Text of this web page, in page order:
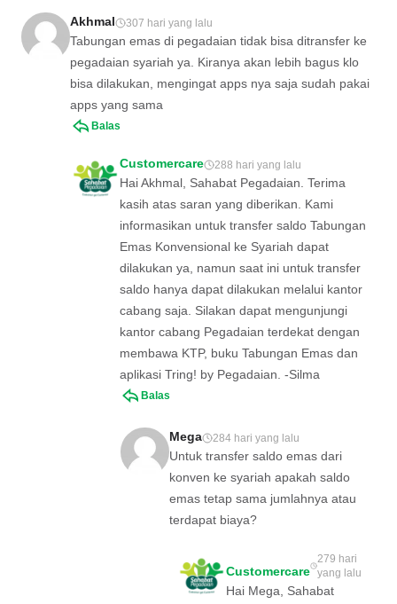
Akhmal 307 hari yang lalu
Tabungan emas di pegadaian tidak bisa ditransfer ke
pegadaian syariah ya. Kiranya akan lebih bagus klo
bisa dilakukan, mengingat apps nya saja sudah pakai
apps yang sama
Balas
Customercare 288 hari yang lalu
Hai Akhmal, Sahabat Pegadaian. Terima
kasih atas saran yang diberikan. Kami
informasikan untuk transfer saldo Tabungan
Emas Konvensional ke Syariah dapat
dilakukan ya, namun saat ini untuk transfer
saldo hanya dapat dilakukan melalui kantor
cabang saja. Silakan dapat mengunjungi
kantor cabang Pegadaian terdekat dengan
membawa KTP, buku Tabungan Emas dan
aplikasi Tring! by Pegadaian. -Silma
Balas
Mega 284 hari yang lalu
Untuk transfer saldo emas dari
konven ke syariah apakah saldo
emas tetap sama jumlahnya atau
terdapat biaya?
Customercare
279 hari
yang lalu
Hai Mega, Sahabat